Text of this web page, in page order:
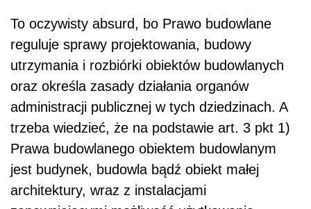
To oczywisty absurd, bo Prawo budowlane
reguluje sprawy projektowania, budowy
utrzymania i rozbiórki obiektów budowlanych
oraz określa zasady działania organów
administracji publicznej w tych dziedzinach. A
trzeba wiedzieć, że na podstawie art. 3 pkt 1)
Prawa budowlanego obiektem budowlanym
jest budynek, budowla bądź obiekt małej
architektury, wraz z instalacjami